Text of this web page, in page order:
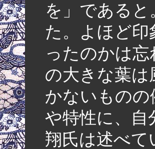
を」である
た。よほど
ったのかは
の大きな葉
かないもの
や特性に、自
翔氏は述べ